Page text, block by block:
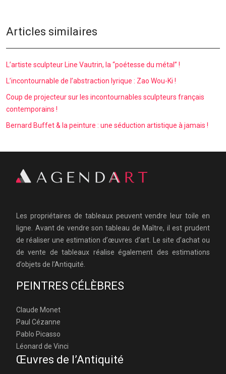
Articles similaires
L’artiste sculpteur Line Vautrin, la “poétesse du métal” !
L’incontournable de l’abstraction lyrique : Zao Wou-Ki !
Coup de projecteur sur les incontournables sculpteurs français
contemporains !
Bernard Buffet & la peinture : une séduction artistique à jamais !
Les propriétaires de tableaux peuvent vendre leur toile en
ligne. Avant de vendre son tableau de Maître, il est prudent
de réaliser une estimation d’œuvres d’art. Le site d’achat ou
de vente de tableaux réalise également des estimations
d’objets de l’Antiquité.
PEINTRES CÉLÈBRES
Claude Monet
Paul Cézanne
Pablo Picasso
Léonard de Vinci
Œuvres de l’Antiquité